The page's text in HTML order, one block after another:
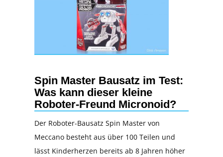
Spin Master Bausatz im Test:
Was kann dieser kleine
Roboter-Freund Micronoid?
Der Roboter-Bausatz Spin Master von
Meccano besteht aus über 100 Teilen und
lässt Kinderherzen bereits ab 8 Jahren höher